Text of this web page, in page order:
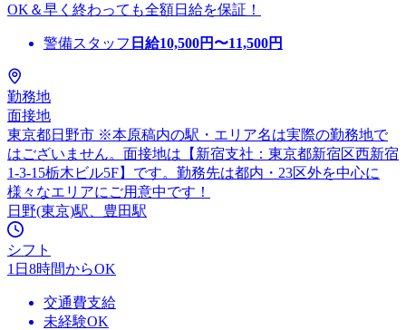
OK＆早く終わっても全額日給を保証！
警備スタッフ 日給10,500円〜11,500円
勤務地
面接地
東京都日野市 ※本原稿内の駅・エリア名は実際の勤務地で
はございません。面接地は【新宿支社：東京都新宿区西新宿
1-3-15栃木ビル5F】です。勤務先は都内・23区外を中心に
様々なエリアにご用意中です！
日野(東京)駅、豊田駅
シフト
1日8時間からOK
交通費支給
未経験OK